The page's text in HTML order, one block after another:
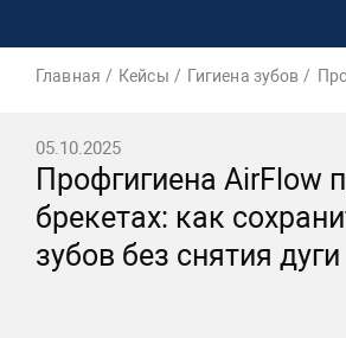
Главная Кейсы Гигиена зубов
05.10.2025
Профгигиена AirFlow
брекетах: как
зубов без снятия дуги